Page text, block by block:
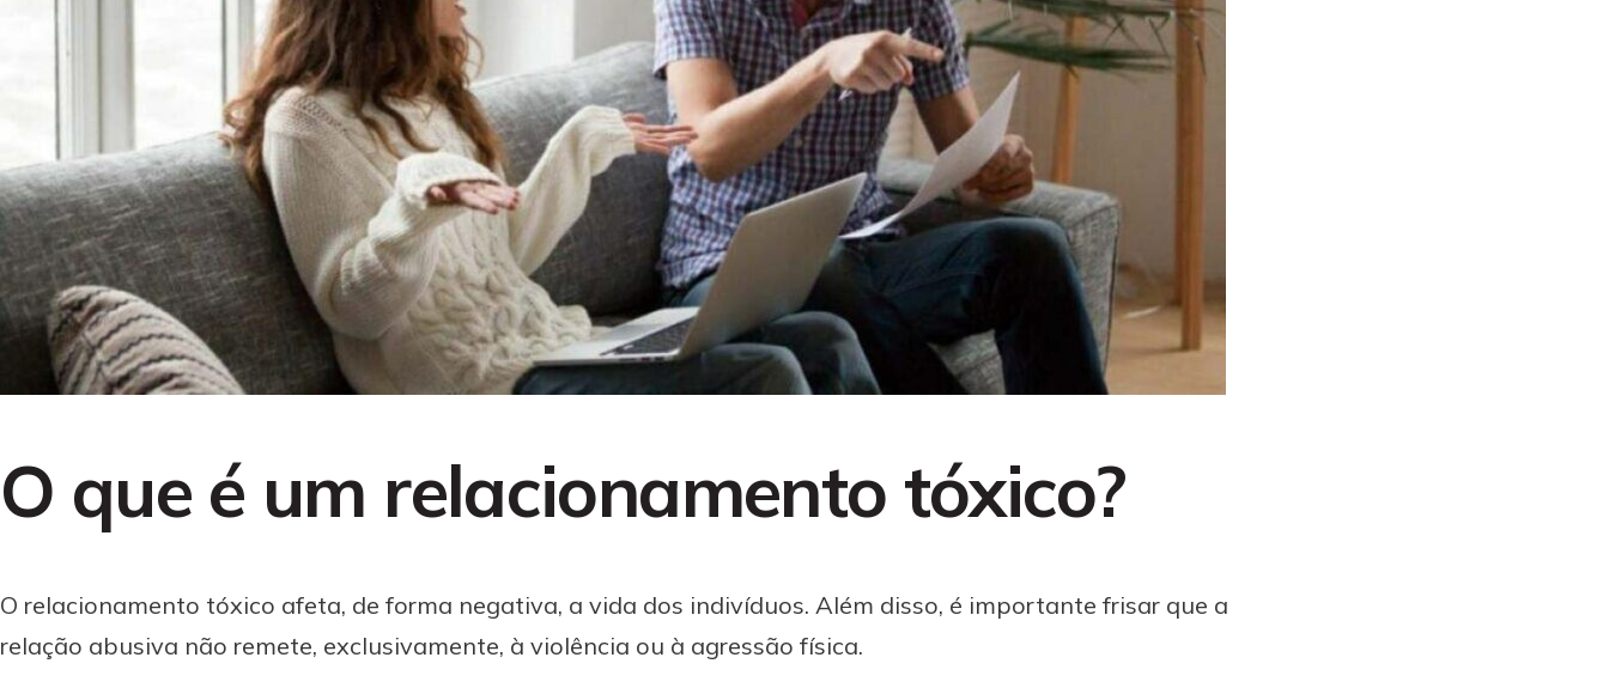
O que é um relacionamento tóxico?
O relacionamento tóxico afeta, de forma negativa, a vida dos indivíduos. Além disso, é importante frisar que a
relação abusiva não remete, exclusivamente, à violência ou à agressão física.